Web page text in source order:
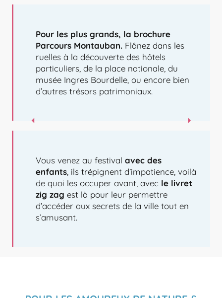
Pour les plus grands, la brochure
Parcours Montauban. Flânez dans les
ruelles à la découverte des hôtels
particuliers, de la place nationale, du
musée Ingres Bourdelle, ou encore bien
d’autres trésors patrimoniaux.
Vous venez au festival avec des
enfants , ils trépignent d’impatience, voilà
de quoi les occuper avant, avec le livret
zig zag est là pour leur permettre
d’accéder aux secrets de la ville tout en
s’amusant.